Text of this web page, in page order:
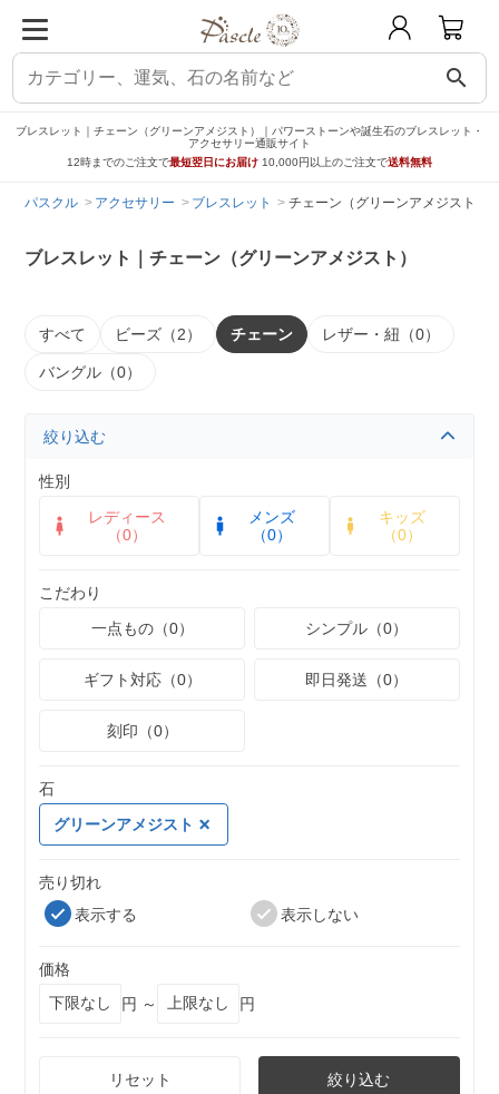
search
ブレスレット｜チェーン（グリーンアメジスト）｜パワーストーンや誕生石のブレスレット・
アクセサリー通販サイト
12時までのご注文で最短翌日にお届け 10,000円以上のご注文で送料無料
パスクル アクセサリー ブレスレット チェーン（グリーンアメジスト）
ブレスレット｜チェーン（グリーンアメジスト）
すべて ビーズ（2） チェーン レザー・紐（0）
バングル（0）
絞り込む
性別
レディース
（0）
メンズ
（0）
キッズ
（0）
こだわり
一点もの（0）
シンプル（0）
ギフト対応（0） 即日発送（0）
刻印（0）
石
グリーンアメジスト
売り切れ
表示する
表示しない
価格
円 ～
円
リセット 絞り込む